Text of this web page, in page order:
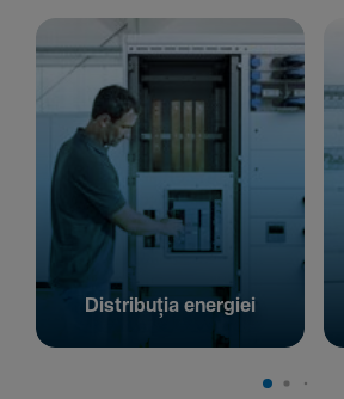
Distribuția energiei